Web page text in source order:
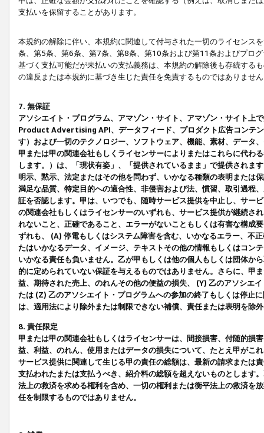
支払いを保留することがあります。
本規約の解除に伴い、本規約に関連して付与された一切のライセンス
条、第5条、第6条、第7条、第8条、第10条および第11条およびプロ
基づく支払可能だが未払いの支払義務は、本規約の解除後も存続する
の違反または本規約に基づき生じた責任を免責するものではありませ
7. 無保証
アソシエイト・プログラム、アマゾン・サイト、アマゾン・サイト上
Product Advertising API、データフィード、プロダクト広告コンテ
す）および一切のテクノロジー、ソフトウェア、機能、素材、データ
甲または甲の関連会社もしくライセンサーによりまたはこれらに代わ
します。）は、「現状有姿」、「提供されているまま」で提供されま
明示、黙示、法定またはその他を問わず、いかなる種類の表明または
満足な品質、特定目的への適合性、非侵害および法、慣習、取引過程
証を否認します。甲は、いつでも、随時サービス提供を中止し、サー
の関連会社もしくはライセンサーのいずれも、サービス提供が継続さ
れないこと、正確であること、エラーがないこともしくは有害な構成
ずれも、 (A) 停電もしくはシステム障害を含む、いかなるエラー、不
たはいかなるデータ、イメージ、テキストその他の情報もしくはコン
いかなる責任も負いません。乙が甲もしくは他の個人もしくは団体か
的に定められていない保証を与えるものではありません。さらに、甲
益、期待された売上、のれんその他の便益の損失、 (Y) 乙のアソシエ
たは (Z) 乙のアソシエイト・プログラムへの参加の終了もしくは停止
は、適用法により除外または制限できない補償、責任または表明を除
8. 責任限定
甲または甲の関連会社もしくはライセンサーは、間接損害、付随的損
益、利益、のれん、使用またはデータの損失について、たとえ甲がこ
サービス提供に関連して生じる甲の責任の総額は、最新の請求または
支払われたまたは支払うべき、紹介料の総額を超えないものとします
法上の救済を求める権利を含め、一切の権利または衡平法上の救済を
任を制限するものではありません。